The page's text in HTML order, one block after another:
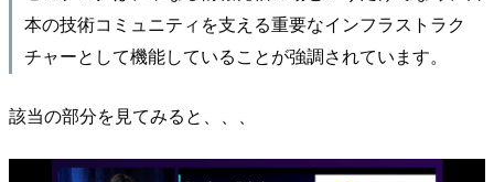
本の技術コミュニティを支える重要なインフラストラク
チャーとして機能していることが強調されています。
該当の部分を見てみると、、、